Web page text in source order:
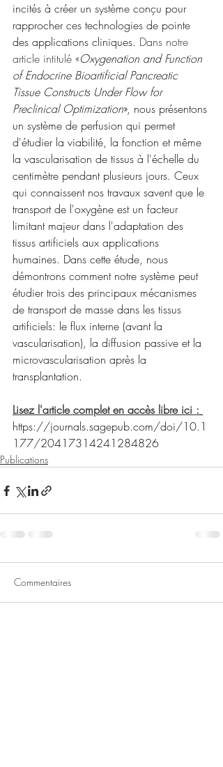
incités à créer un système conçu pour
rapprocher ces technologies de pointe
des applications cliniques. Dans notre
article intitulé «Oxygenation and Function
of Endocrine Bioartificial Pancreatic
Tissue Constructs Under Flow for
Preclinical Optimization», nous présentons
un système de perfusion qui permet
d'étudier la viabilité, la fonction et même
la vascularisation de tissus à l'échelle du
centimètre pendant plusieurs jours. Ceux
qui connaissent nos travaux savent que le
transport de l'oxygène est un facteur
limitant majeur dans l'adaptation des
tissus artificiels aux applications
humaines. Dans cette étude, nous
démontrons comment notre système peut
étudier trois des principaux mécanismes
de transport de masse dans les tissus
artificiels: le flux interne (avant la
vascularisation), la diffusion passive et la
microvascularisation après la
transplantation.
Lisez l'article complet en accès libre ici :
https://journals.sagepub.com/doi/10.1
177/20417314241284826
Publications
Commentaires